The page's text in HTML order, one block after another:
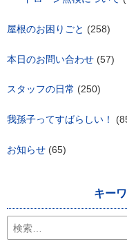
屋根のお困りごと (258)
本日のお問い合わせ (57)
スタッフの日常 (250)
我孫子ってすばらしい！
お知らせ (65)
キー
検
索: